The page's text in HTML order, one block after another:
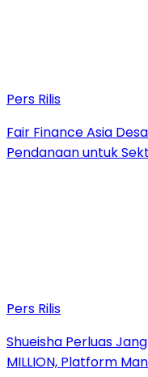
Pers Rilis
Fair Finance Asia
Pendanaan untuk
Pers Rilis
Shueisha Perluas
MILLION, Platform